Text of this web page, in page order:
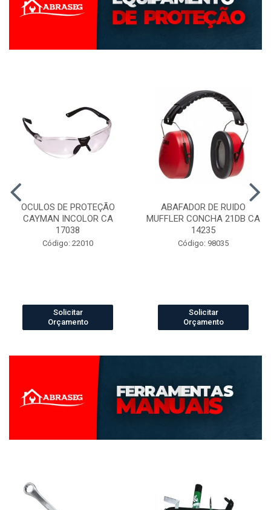
OCULOS DE PROTEÇÃO
CAYMAN INCOLOR CA
17038
Código: 22010
Solicitar
Orçamento
ABAFADOR DE RUIDO
MUFFLER CONCHA 21DB CA
14235
Código: 98035
Solicitar
Orçamento